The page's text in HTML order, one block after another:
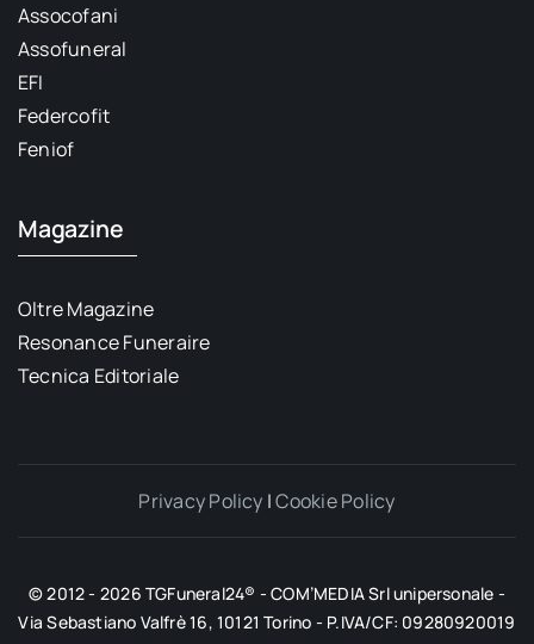
Assocofani
Assofuneral
EFI
Federcofit
Feniof
Magazine
Oltre Magazine
Resonance Funeraire
Tecnica Editoriale
Privacy Policy |Cookie Policy
© 2012 - 2026 TGFuneral24® - COM’MEDIA Srl unipersonale -
Via Sebastiano Valfrè 16, 10121 Torino - P.IVA/CF: 09280920019